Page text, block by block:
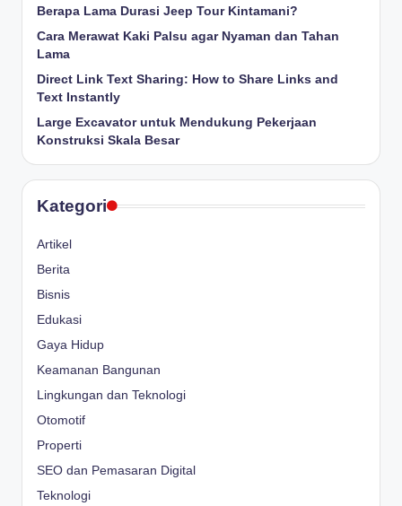
Berapa Lama Durasi Jeep Tour Kintamani?
Cara Merawat Kaki Palsu agar Nyaman dan Tahan
Lama
Direct Link Text Sharing: How to Share Links and
Text Instantly
Large Excavator untuk Mendukung Pekerjaan
Konstruksi Skala Besar
Kategori
Artikel
Berita
Bisnis
Edukasi
Gaya Hidup
Keamanan Bangunan
Lingkungan dan Teknologi
Otomotif
Properti
SEO dan Pemasaran Digital
Teknologi